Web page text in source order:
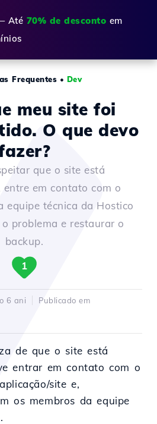
Até 70% de desconto em
Frequentes • Dev
meu site foi
O que devo
que o site está
entre em contato com o
equipe técnica da Hostico
problema e restaurar o
backup.
1
6 ani
Publicado em
de que o site está
entrar em contato com o
site e,
os membros da equipe